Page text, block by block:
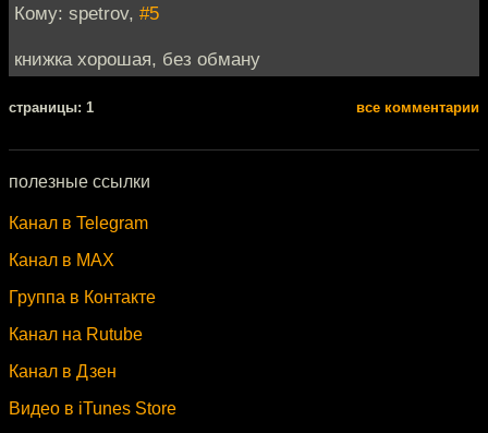
Кому: spetrov, #5
книжка хорошая, без обману
cтраницы: 1 все комментарии
полезные ссылки
Канал в Telegram
Канал в MAX
Группа в Контакте
Канал на Rutube
Канал в Дзен
Видео в iTunes Store